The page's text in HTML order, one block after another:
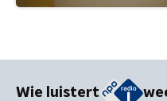
Wie luistert